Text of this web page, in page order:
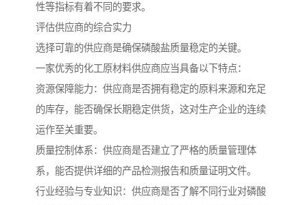
性等指标有着不同的要求。
评估供应商的综合实力
选择可靠的供应商是确保磷酸盐质量稳定的关键。
一家优秀的化工原材料供应商应当具备以下特点：
资源保障能力：供应商是否拥有稳定的原料来源和充足
的库存，能否确保长期稳定供货，这对生产企业的连续
运作至关重要。
质量控制体系：供应商是否建立了严格的质量管理体
系，能否提供详细的产品检测报告和质量证明文件。
行业经验与专业知识：供应商是否了解不同行业对磷酸